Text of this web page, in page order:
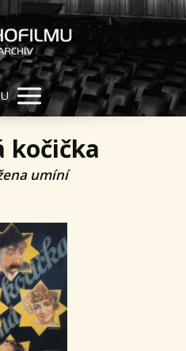
kočička
umíní